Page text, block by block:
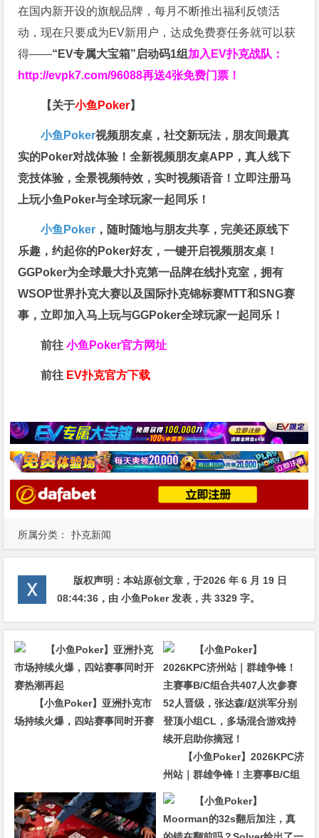
所属分类： 扑克新闻
在国内新开设的旗舰品牌，每月不断推出福利反馈活
动，现在只要成为EV新用户，达成免费赛任务就可以获
得——“EV专属大宝箱”启动码1组 加入EV扑克战队：
http://evpk7.com/96088再送4张免费门票！
【关于小鱼Poker】
小鱼Poker视频朋友桌，社交新玩法，朋友间最真
实的Poker对战体验！全新视频朋友桌APP，真人线下
竞技体验，全景视频特效，实时视频语音！立即注册马
上玩小鱼Poker与全球玩家一起同乐！
小鱼Poker ，随时随地与朋友共享，完美还原线下
乐趣，约起你的Poker好友，一键开启视频朋友桌！
GGPoker为全球最大扑克第一品牌在线扑克室，拥有
WSOP世界扑克大赛以及国际扑克锦标赛MTT和SNG赛
事，立即加入马上玩与GGPoker全球玩家一起同乐！
前往小鱼Poker官方网址
前往 EV扑克官方下载
版权声明：本站原创文章，于2026 年 6 月 19 日
08:44:36 ，由小鱼Poker发表，共 3329 字。
【小鱼Poker】亚洲扑克市
场持续火爆，四站赛事同时开赛
【小鱼Poker】2026KPC济
州站｜群雄争锋！主赛事B/C组
合共407人次参赛52人晋级，张
达森/赵洪军分别登顶小组CL，